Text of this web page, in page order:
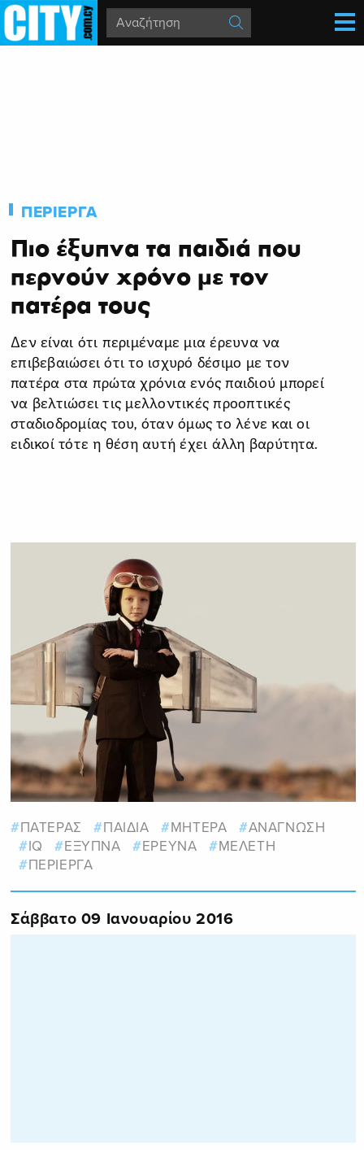
ΠΕΡΙΕΡΓΑ
Πιο έξυπνα τα παιδιά που
περνούν χρόνο με τον
πατέρα τους
Δεν είναι ότι περιμέναμε μια έρευνα να
επιβεβαιώσει ότι το ισχυρό δέσιμο με τον
πατέρα στα πρώτα χρόνια ενός παιδιού μπορεί
να βελτιώσει τις μελλοντικές προοπτικές
σταδιοδρομίας του, όταν όμως το λένε και οι
ειδικοί τότε η θέση αυτή έχει άλλη βαρύτητα.
ΠΑΤΕΡΑΣ ΠΑΙΔΙΑ ΜΗΤΕΡΑ
ΑΝΑΓΝΩΣΗ
IQ
ΕΞΥΠΝΑ ΕΡΕΥΝΑ
ΜΕΛΕΤΗ
ΠΕΡΙΕΡΓΑ
Σάββατο 09 Ιανουαρίου 2016